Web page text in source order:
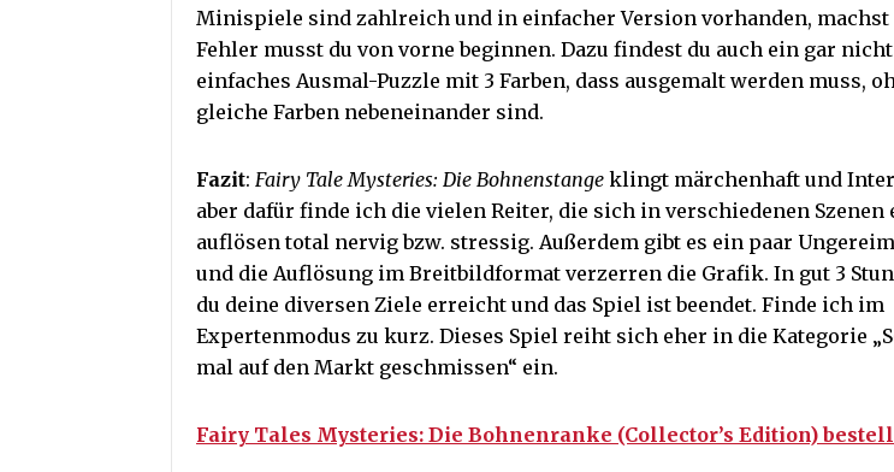
Minispiele sind zahlreich und in einfacher Version vorhanden, machst
Fehler musst du von vorne beginnen. Dazu findest du auch ein gar
einfaches Ausmal-Puzzle mit 3 Farben, dass ausgemalt werden muss,
gleiche Farben nebeneinander sind.
Fazit: Fairy Tale Mysteries: Die Bohnenstange klingt märchenhaft und
aber dafür finde ich die vielen Reiter, die sich in verschiedenen Szenen
auflösen total nervig bzw. stressig. Außerdem gibt es ein paar
und die Auflösung im Breitbildformat verzerren die Grafik. In gut 3
du deine diversen Ziele erreicht und das Spiel ist beendet. Finde ich im
Expertenmodus zu kurz. Dieses Spiel reiht sich eher in die Kategorie
mal auf den Markt geschmissen“ ein.
Fairy Tales Mysteries: Die Bohnenranke (Collector’s Edition)